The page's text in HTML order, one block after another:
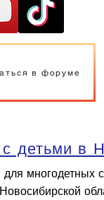
в форуме
детьми в
многодетных